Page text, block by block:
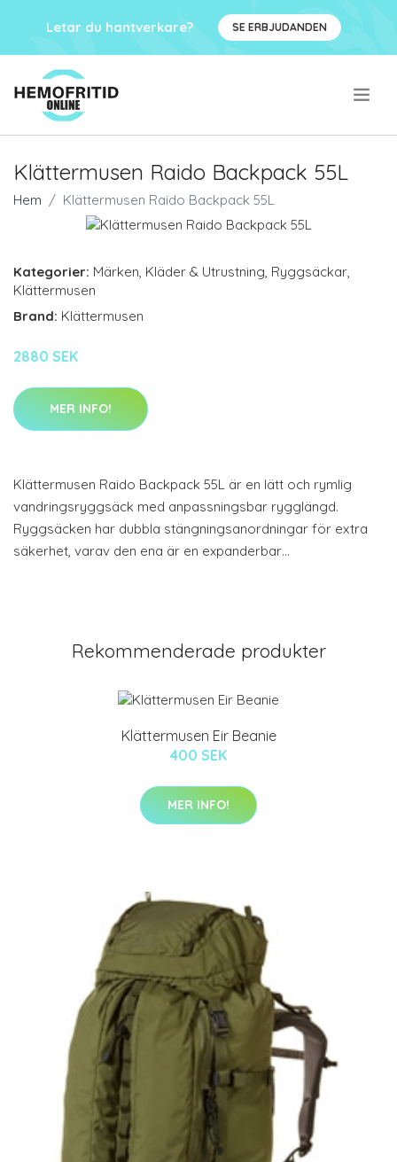
Letar du hantverkare? SE ERBJUDANDEN
Klättermusen Raido Backpack 55L
Hem Klättermusen Raido Backpack 55L
Kategorier: Märken Kläder & Utrustning Ryggsäckar
Klättermusen
Brand: Klättermusen
2880 SEK
MER INFO!
Klättermusen Raido Backpack 55L är en lätt och rymlig
vandringsryggsäck med anpassningsbar rygglängd.
Ryggsäcken har dubbla stängningsanordningar för extra
säkerhet, varav den ena är en expanderbar…
Rekommenderade produkter
Klättermusen Eir Beanie
400 SEK
MER INFO!